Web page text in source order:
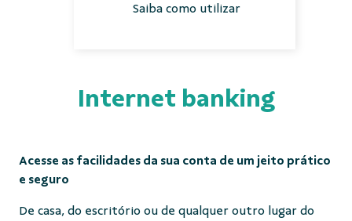
Saiba como utilizar
Internet banking
Acesse as facilidades da sua conta de um jeito prático
e seguro
De casa, do escritório ou de qualquer outro lugar do